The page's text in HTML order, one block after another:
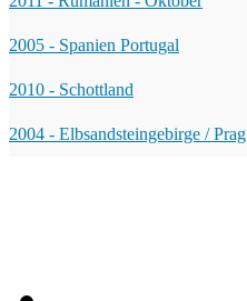
2005 - Spanien Portugal
2010 - Schottland
2004 - Elbsandsteingebirge / Prag